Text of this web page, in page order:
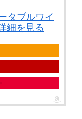
タブルワイ
細を見る